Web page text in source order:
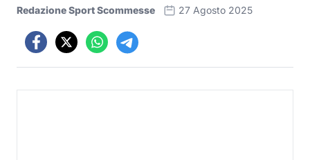
Redazione Sport Scommesse 27 Agosto 2025